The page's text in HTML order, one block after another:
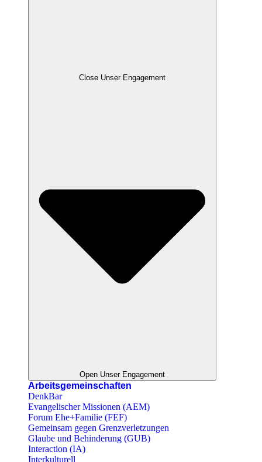
Close Unser Engagement
Open Unser Engagement
Arbeitsgemeinschaften
DenkBar
Evangelischer Missionen (AEM)
Forum Ehe+Familie (FEF)
Gemeinsam gegen Grenzverletzungen
Glaube und Behinderung (GUB)
Interaction (IA)
Interkulturell